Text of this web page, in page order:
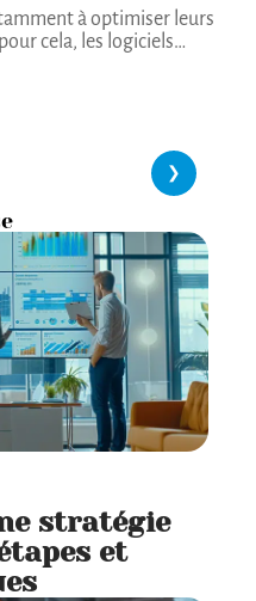
à optimiser leurs
cela, les logiciels…
stratégie
et